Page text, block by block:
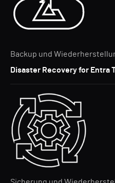
Backup und
Disaster Recovery for Entra